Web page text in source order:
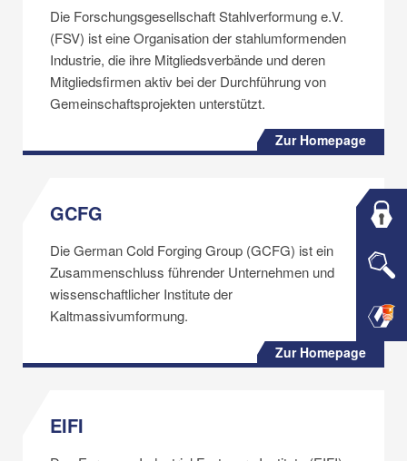
Die Forschungsgesellschaft Stahlverformung e.V.
(FSV) ist eine Organisation der stahlumformenden
Industrie, die ihre Mitgliedsverbände und deren
Mitgliedsfirmen aktiv bei der Durchführung von
Gemeinschaftsprojekten unterstützt.
Zur Homepage
GCFG
Die German Cold Forging Group (GCFG) ist ein
Zusammenschluss führender Unternehmen und
wissenschaftlicher Institute der
Kaltmassivumformung.
Zur Homepage
EIFI